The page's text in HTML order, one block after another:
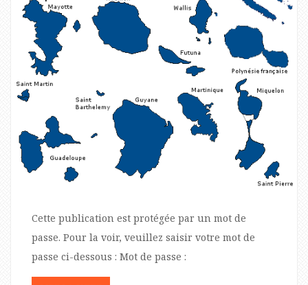
Cette publication est protégée par un mot de
passe. Pour la voir, veuillez saisir votre mot de
passe ci-dessous : Mot de passe :